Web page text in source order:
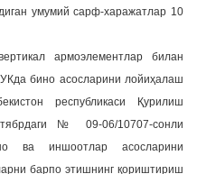
умумий сарф-харажатлар 10
армоэлементлар билан
бино асосларини лойиҳалаш
республикаси Қурилиш
№ 09-06/10707-сонли
ва иншоотлар асосларини
барпо этишнинг қориштириш